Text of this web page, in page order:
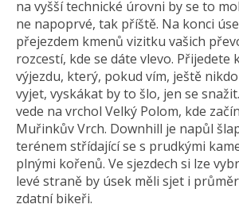
na vyšší technické úrovni by se to
ne napoprvé, tak příště. Na konci
přejezdem kmenů vizitku vašich
rozcestí, kde se dáte vlevo. Přijedete
výjezdu, který, pokud vím, ještě
vyjet, vyskákat by to šlo, jen se
vede na vrchol Velký Polom, kde
Muřinkův Vrch. Downhill je napůl
terénem střídající se s prudkými
plnými kořenů. Ve sjezdech si lze
levé straně by úsek měli sjet i
zdatní bikeři.